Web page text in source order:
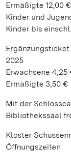
Ermäßigte 12,00 €
Kinder und
Kinder bis
2025
Erwachsene 4,25
Ermäßigte 3,50 €
Mit der
Bibliothekssaal
Kloster
Öffnungszeiten